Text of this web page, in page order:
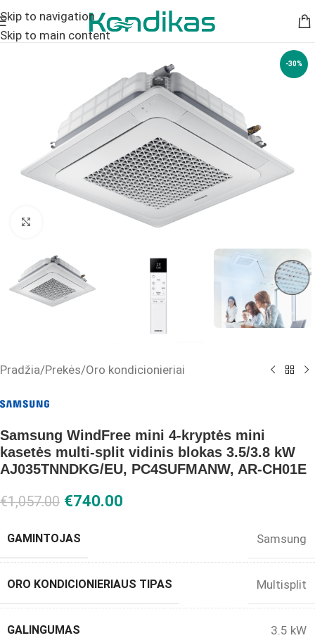
Skip to navigation
Skip to main content
-30%
Pradžia/Prekės/Oro kondicionieriai
Samsung WindFree mini 4-kryptės mini
kasetės multi-split vidinis blokas 3.5/3.8 kW
AJ035TNNDKG/EU, PC4SUFMANW, AR-CH01E
€1,057.00 €740.00
GAMINTOJAS Samsung
ORO KONDICIONIERIAUS TIPAS Multisplit
GALINGUMAS 3.5 kW